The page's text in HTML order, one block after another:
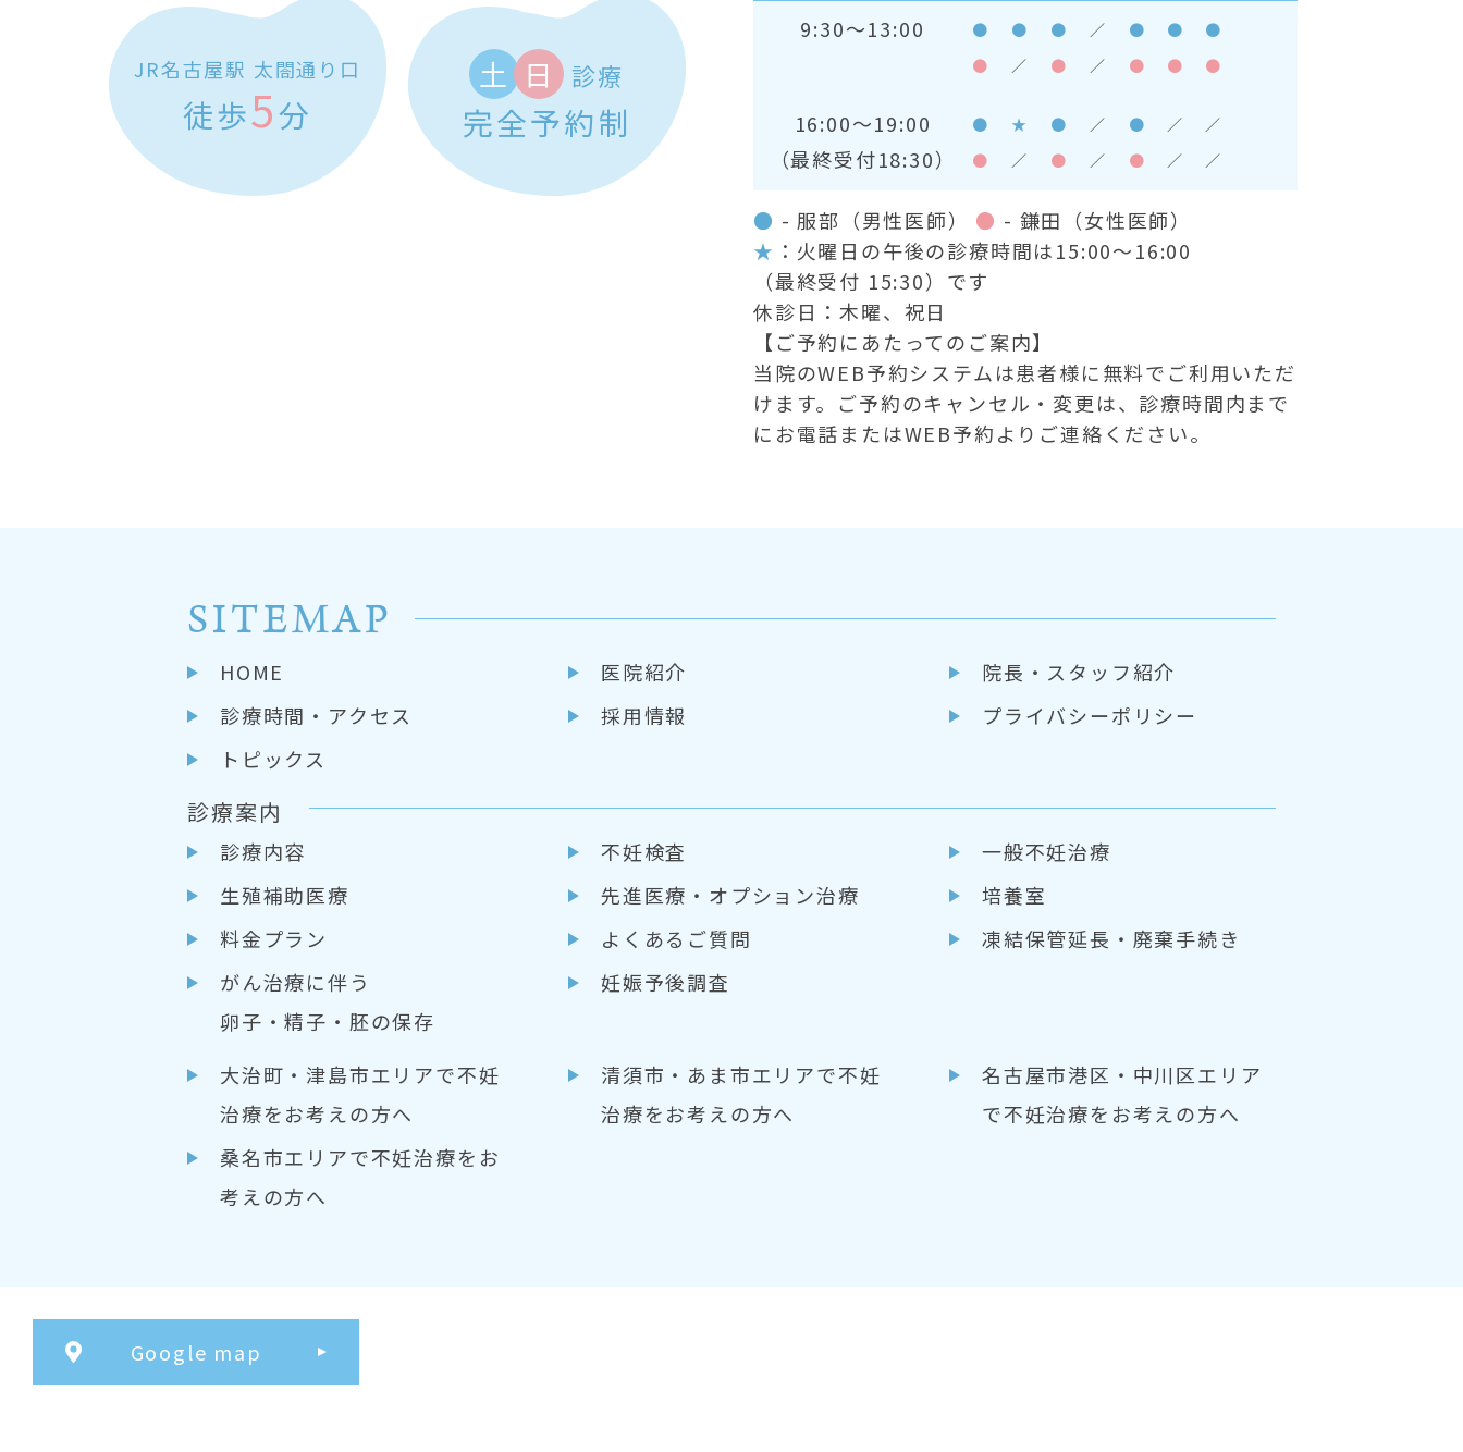
JR名古屋駅 太閤通り口
徒歩5分
土 日 診療
完全予約制
9:30～13:00 ● ● ● ／ ● ●
●
●
／ ● ／ ● ● ●
16:00～19:00 ● ★ ● ／ ● ／ ／
（最終受付18:30） ● ／ ● ／ ● ／ ／
● - 服部（男性医師） ● - 鎌田（女性医師）
★ ：火曜日の午後の診療時間は15:00～16:00
（最終受付 15:30）です
休診日：木曜、祝日
【ご予約にあたってのご案内】
当院のWEB予約システムは患者様に無料でご利用いただ
けます。ご予約のキャンセル・変更は、診療時間内まで
にお電話またはWEB予約よりご連絡ください。
SITEMAP
HOME 医院紹介
院長・スタッフ紹介
診療時間・アクセス
採用情報
プライバシーポリシー
トピックス
診療案内
診療内容 不妊検査
一般不妊治療
生殖補助医療
先進医療・ オプション治療
培養室
料金プラン
よくあるご質問 凍結保管延長・ 廃棄手続き
がん治療に伴う
卵子・精子・胚の保存
妊娠予後調査
大治町・津島市エリアで不妊
治療をお考えの方へ
清須市・あま市エリアで不妊
治療をお考えの方へ
名古屋市港区・中川区エリア
で不妊治療をお考えの方へ
桑名市エリアで不妊治療をお
考えの方へ
Google map